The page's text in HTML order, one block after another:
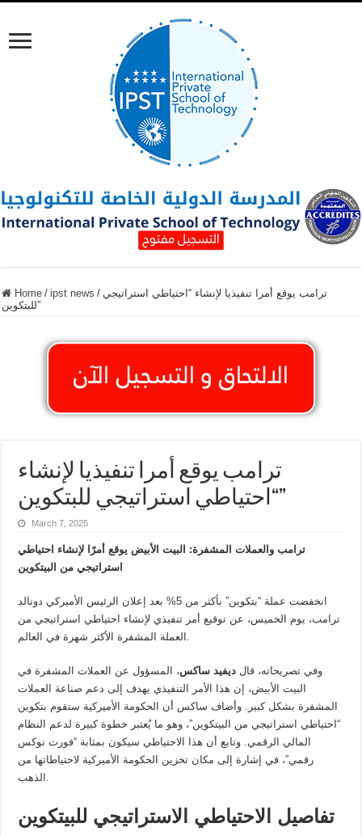
Home / ipst news / ترامب يوقع أمرا تنفيذيا لإنشاء “احتياطي استراتيجي
للبتكوين”
ترامب يوقع أمرا تنفيذيا لإنشاء
“احتياطي استراتيجي للبتكوين”
March 7, 2025
ترامب والعملات المشفرة: البيت الأبيض يوقع أمرًا لإنشاء احتياطي
استراتيجي من البيتكوين
انخفضت عملة “بتكوين” بأكثر من 5% بعد إعلان الرئيس الأميركي دونالد
ترامب، يوم الخميس، عن توقيع أمر تنفيذي لإنشاء احتياطي استراتيجي من
العملة المشفرة الأكثر شهرة في العالم.
وفي تصريحاته، قال ديفيد ساكس، المسؤول عن العملات المشفرة في
البيت الأبيض، إن هذا الأمر التنفيذي يهدف إلى دعم صناعة العملات
المشفرة بشكل كبير. وأضاف ساكس أن الحكومة الأميركية ستقوم بتكوين
“احتياطي استراتيجي من البيتكوين”، وهو ما يُعتبر خطوة كبيرة لدعم النظام
المالي الرقمي. وتابع أن هذا الاحتياطي سيكون بمثابة “فورت نوكس
رقمي”، في إشارة إلى مكان تخزين الحكومة الأميركية لاحتياطاتها من
الذهب.
تفاصيل الاحتياطي الاستراتيجي للبيتكوين